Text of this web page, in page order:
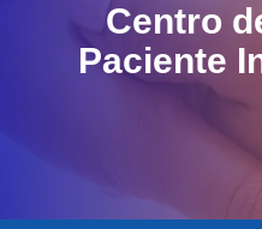
Centro
Paciente